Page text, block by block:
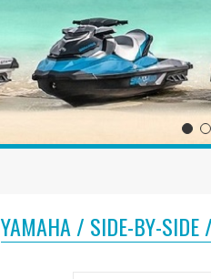
YAMAHA / SIDE-BY-SIDE